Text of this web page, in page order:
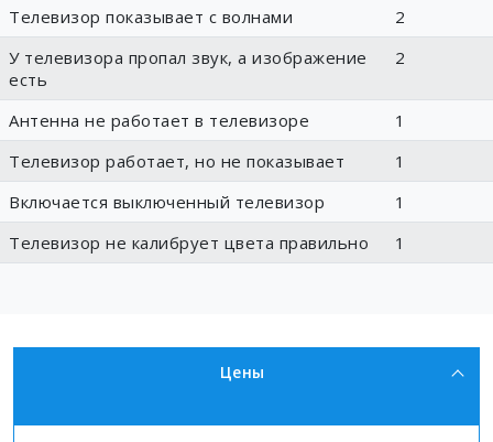
Телевизор показывает с волнами
2
У телевизора пропал звук, а изображение
есть
2
Антенна не работает в телевизоре
1
Телевизор работает, но не показывает
1
Включается выключенный телевизор
1
Телевизор не калибрует цвета правильно
1
Цены